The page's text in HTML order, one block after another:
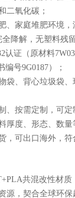
二氧化碳；
、家庭堆肥环境，
降解，无塑料残留
认证（原材料
编号9G0187）；
袋、背心垃圾袋
、按需定制，可定
厚度、形态、数量
，可出口海外，符
共混改性材
源，契合全球环